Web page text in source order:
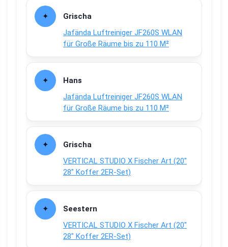
Grischa
Jafända Luftreiniger JF260S WLAN
für Große Räume bis zu 110 M²
Hans
Jafända Luftreiniger JF260S WLAN
für Große Räume bis zu 110 M²
Grischa
VERTICAL STUDIO X Fischer Art (20″
28″ Koffer 2ER-Set)
Seestern
VERTICAL STUDIO X Fischer Art (20″
28″ Koffer 2ER-Set)